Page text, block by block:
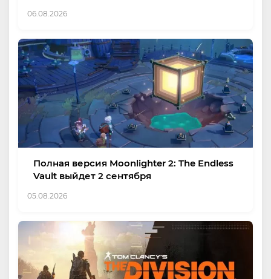
06.08.2026
Полная версия Moonlighter 2: The Endless
Vault выйдет 2 сентября
05.08.2026